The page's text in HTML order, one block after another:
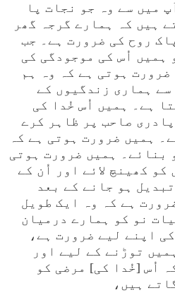
میں سے وہ جو نجات پا
ہیں کہ ہمارے گرجہ گھر
روح کی ضرورت ہے۔ جب
ہمیں اُس کی موجودگی کی
ہوتی ہے کہ وہ ہم
ہماری زندگیوں کے
ہے۔ ہمیں اُس خُدا کی
صاحب پر ظاہر کرے
ہمیں ضرورت ہوتی ہے کہ
بنائے۔ ہمیں ضرورت ہوتی
کو کھینچ لائے اور اُن کے
ہو جانے کے بعد
ہے کہ وہ ایک طویل
نو کو ہمارے درمیان
اپنے لیے ضرورت ہے،
توڑنے کے لیے اور
اُس [خُدا کی] مرضی کو
ہیں،